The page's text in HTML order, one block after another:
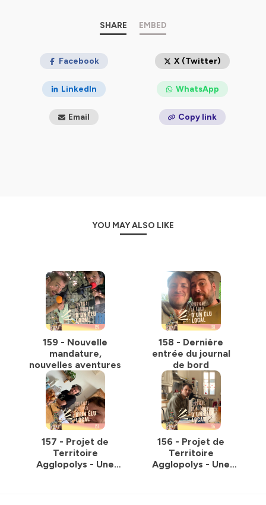
pour plus d'informations.
SHARE EMBED
Facebook X (Twitter)
LinkedIn WhatsApp
Email Copy link
YOU MAY ALSO LIKE
159 - Nouvelle
mandature,
nouvelles aventures
158 - Dernière
entrée du journal
de bord
157 - Projet de
Territoire
Agglopolys - Une
156 - Projet de
Territoire
Agglopolys - Une